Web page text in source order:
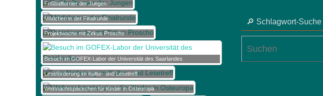
Fußballturnier der Jungen
Mädchen in der Finalrunde
Projektwoche mit Zirkus Proscho
Besuch im GOFEX-Labor der Universität des Saarlandes
Leseförderung im Kultur- und Lesetreff
Weihnachtspäckchen für Kinder in Osteuropa
🔎 Schlagwort-Suche